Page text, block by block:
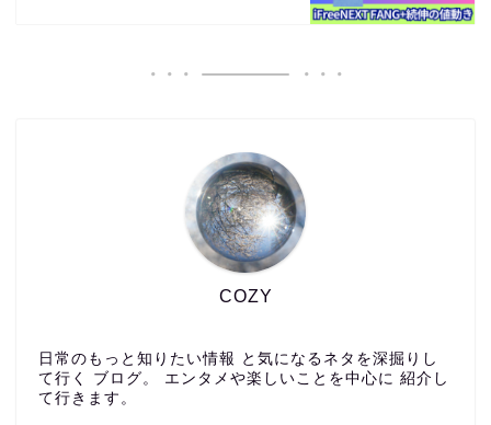
COZY
日常のもっと知りたい情報 と気になるネタを深掘りし
て行く ブログ。 エンタメや楽しいことを中心に 紹介し
て行きます。